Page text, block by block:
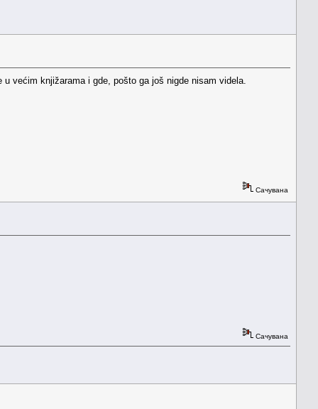
većim knjižarama i gde, pošto ga još nigde nisam videla.
Сачувана
Сачувана